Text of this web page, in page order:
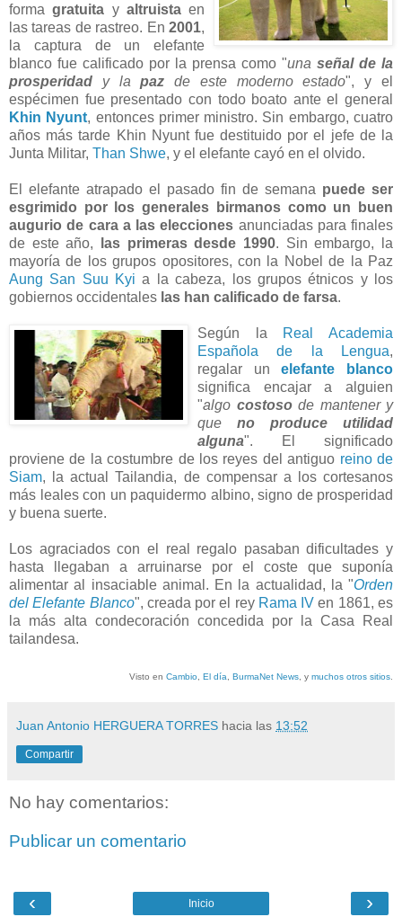
formagratuita y altruista en
las tareas de rastreo. En 2001,
la captura de un elefante
blanco fue calificado por la prensa como "una señal de la
prosperidad y lapazde este moderno estado", y el
espécimen fue presentado con todo boato ante el general
Khin Nyunt, entonces primer ministro. Sin embargo, cuatro
años más tarde Khin Nyunt fue destituido por el jefe de la
Junta Militar, Than Shwe, y el elefante cayó en el olvido.
El elefante atrapado el pasado fin de semana puede ser
esgrimido por los generales birmanos como un buen
augurio de cara a las elecciones anunciadas para finales
de este año,
las primeras desde 1990. Sin embargo, la
mayoría de los grupos opositores, con la Nobel de la Paz
Aung San Suu Kyi a la cabeza, los grupos étnicos y los
gobiernos occidentales las han calificado de farsa.
Según la Real Academia
Española de la Lengua,
regalar unelefante blanco
significa encajar a alguien
"algo costoso de mantener y
que no produce utilidad
alguna". El significado
proviene de la costumbre de los reyes del antiguo reino de
Siam, la actual Tailandia, de compensar a los cortesanos
más leales con un paquidermo albino, signo de prosperidad
y buena suerte.
Los agraciados con el real regalo pasaban dificultades y
hasta llegaban a arruinarse por el coste que suponía
alimentar al insaciable animal. En la actualidad, la "Orden
del Elefante Blanco", creada por el rey Rama IV en 1861, es
la más alta condecoración concedida por la Casa Real
tailandesa.
Visto en Cambio El día BurmaNet News , y muchos otros sitios
Juan Antonio HERGUERA TORRES hacia las 13:52
Compartir
No hay comentarios:
Publicar un comentario
‹ ›
Inicio